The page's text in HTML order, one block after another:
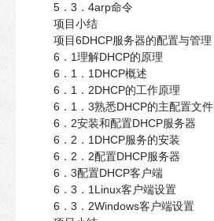
5．3．4arp命令
项目小结
项目6DHCP服务器的配置与管理
6．1理解DHCP的原理
6．1．1DHCP概述
6．1．2DHCP的工作原理
6．1．3熟悉DHCP的主配置文件
6．2安装和配置DHCP服务器
6．2．1DHCP服务的安装
6．2．2配置DHCP服务器
6．3配置DHCP客户端
6．3．1Linux客户端设置
6．3．2Windows客户端设置